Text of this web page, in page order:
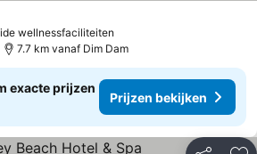
wellnessfaciliteiten
7.7 km vanaf Dim Dam
exacte prijzen
Prijzen bekijken